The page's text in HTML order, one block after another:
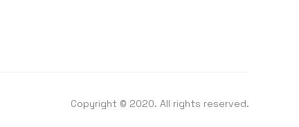
Copyright © 2020. All rights reserved.